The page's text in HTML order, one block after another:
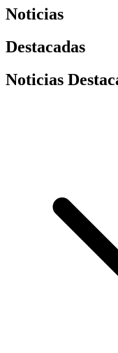
Noticias
Destacadas
Noticias